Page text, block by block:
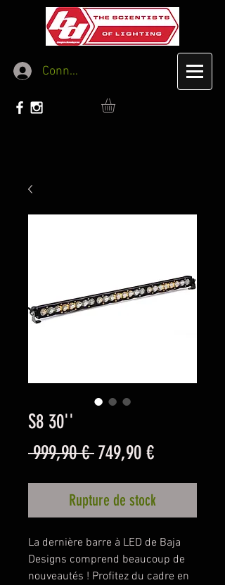
Connexion
S8 30''
999,90 € Prix
original
749,90 €Prix
Rupture de stock
La dernière barre à LED de Baja
Designs comprend beaucoup de
nouveautés ! Profitez du cadre en